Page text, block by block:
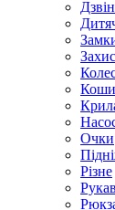
Очки
Різне